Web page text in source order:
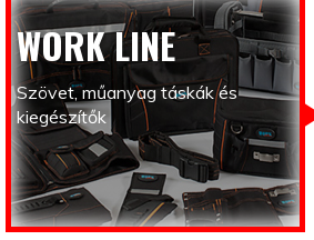
WORK LINE
Szövet, műanyag táskák és
kiegészítők